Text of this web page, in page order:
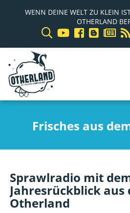
WENN DEINE WELT ZU KLEIN
OTHERLAND
Frisches aus
Sprawlradio mit
Jahresrückblick aus
Otherland